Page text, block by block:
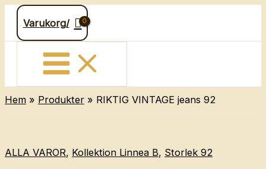
Hoppa
innehåll
Varukorg/
Hem Produkter RIKTIG VINTAGE jeans 92
ALLA VAROR, Kollektion Linnea B, Storlek 92